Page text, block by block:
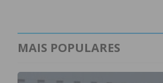
MAIS POPULARES